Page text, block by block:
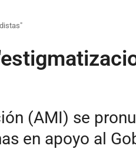
(AMI) se
en apoyo al